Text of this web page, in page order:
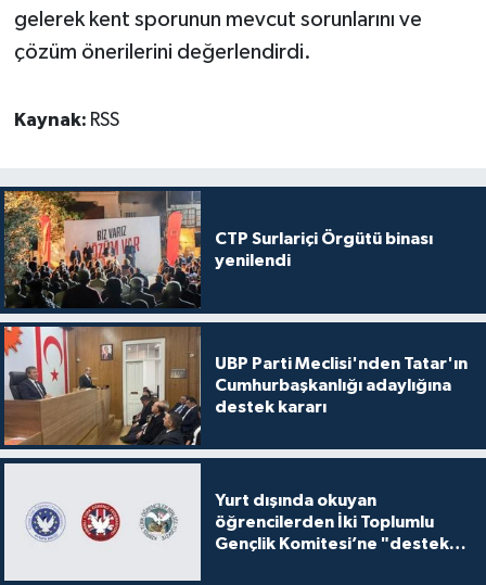
gelerek kent sporunun mevcut sorunlarını ve
çözüm önerilerini değerlendirdi.
Kaynak: RSS
CTP Surlariçi Örgütü binası
yenilendi
UBP Parti Meclisi'nden Tatar'ın
Cumhurbaşkanlığı adaylığına
destek kararı
Yurt dışında okuyan
öğrencilerden İki Toplumlu
Gençlik Komitesi’ne "destek